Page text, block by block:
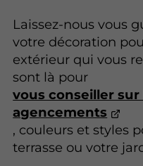
Laissez-nous vous
votre décoration
extérieur qui vous
sont là pour
vous conseiller
agencements
, couleurs et styles
terrasse ou votre